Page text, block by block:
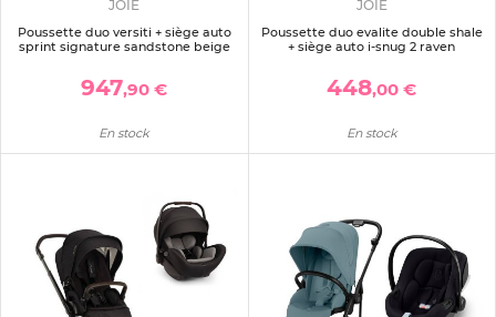
JOIE
Poussette duo versiti + siège auto
sprint signature sandstone beige
947,90 €
En stock
JOIE
Poussette duo evalite double shale
+ siège auto i-snug 2 raven
448,00 €
En stock